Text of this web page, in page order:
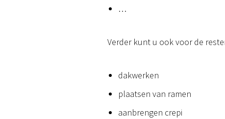
…
Verder kunt u ook voor de
dakwerken
plaatsen van ramen
aanbrengen crepi